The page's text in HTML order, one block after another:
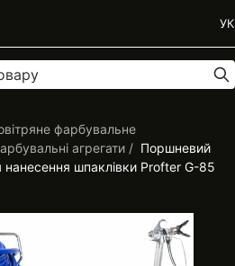
фарбувальне
агрегати
Поршневий
шпаклівки Profter G-85